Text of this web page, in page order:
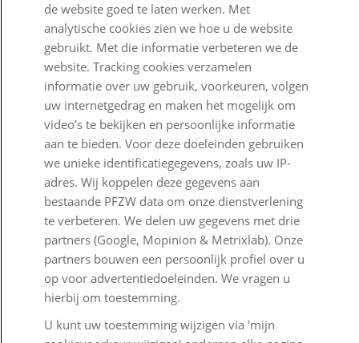
Goed Bezig
Klantenservice
Contact
Veelgestelde vragen
Klachtenregeling
Nieuwsbrief
Digitale post
Formulieren
Disclaimer en copyright
Privacy en cookies
de website goed te laten werken. Met
analytische cookies zien we hoe u de website
gebruikt. Met die informatie verbeteren we de
website. Tracking cookies verzamelen
informatie over uw gebruik, voorkeuren, volgen
uw internetgedrag en maken het mogelijk om
video’s te bekijken en persoonlijke informatie
aan te bieden. Voor deze doeleinden gebruiken
we unieke identificatiegegevens, zoals uw IP-
adres. Wij koppelen deze gegevens aan
bestaande PFZW data om onze dienstverlening
te verbeteren. We delen uw gegevens met drie
partners (Google, Mopinion & Metrixlab). Onze
partners bouwen een persoonlijk profiel over u
op voor advertentiedoeleinden. We vragen u
hierbij om toestemming.
U kunt uw toestemming wijzigen via 'mijn